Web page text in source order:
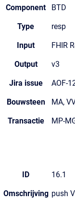
Component BTD
Type resp
Input FHIR
Output v3
Jira issue AOF-
Bouwsteen MA,
Transactie MP-
ID 16.1
Omschrijving push